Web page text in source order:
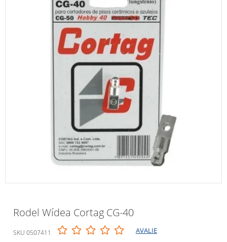
Rodel Wídea Cortag CG-40
SKU 0507411 AVALIE